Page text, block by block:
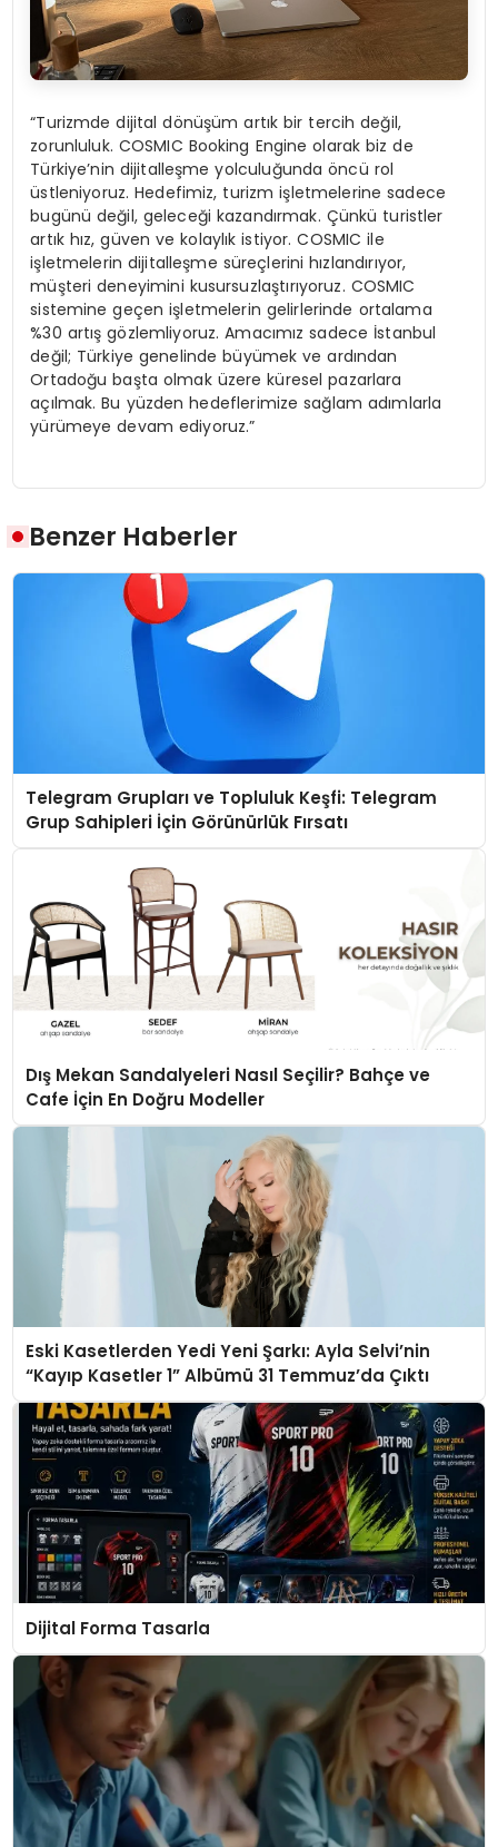
“Turizmde dijital dönüşüm artık bir tercih değil,
zorunluluk. COSMIC Booking Engine olarak biz de
Türkiye’nin dijitalleşme yolculuğunda öncü rol
üstleniyoruz. Hedefimiz, turizm işletmelerine sadece
bugünü değil, geleceği kazandırmak. Çünkü turistler
artık hız, güven ve kolaylık istiyor. COSMIC ile
işletmelerin dijitalleşme süreçlerini hızlandırıyor,
müşteri deneyimini kusursuzlaştırıyoruz. COSMIC
sistemine geçen işletmelerin gelirlerinde ortalama
%30 artış gözlemliyoruz. Amacımız sadece İstanbul
değil; Türkiye genelinde büyümek ve ardından
Ortadoğu başta olmak üzere küresel pazarlara
açılmak. Bu yüzden hedeflerimize sağlam adımlarla
yürümeye devam ediyoruz.”
Benzer Haberler
Telegram Grupları ve Topluluk Keşfi: Telegram
Grup Sahipleri İçin Görünürlük Fırsatı
Dış Mekan Sandalyeleri Nasıl Seçilir? Bahçe ve
Cafe İçin En Doğru Modeller
Eski Kasetlerden Yedi Yeni Şarkı: Ayla Selvi’nin
“Kayıp Kasetler 1” Albümü 31 Temmuz’da Çıktı
Dijital Forma Tasarla